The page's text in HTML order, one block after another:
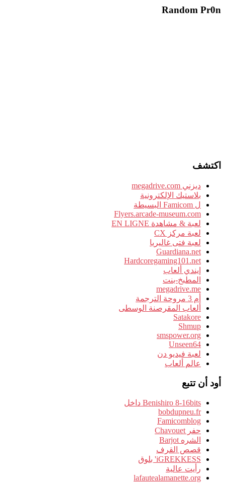
Random Pr0n
اكتشف
ديزني megadrive.com
بلاستيك الإلكترونية
ل Famicom البسيطة
Flyers.arcade-museum.com
لعبة & مشاهدة EN LIGNE
لعبة مركز CX
لعبة فتى غاليريا
Guardiana.net
Hardcoregaming101.net
إيندي ألعاب
المطبخ-بنت
megadrive.me
أم 3 مروحة الترجمة
ألعاب المقرصنة الوسطى
Satakore
Shmup
smspower.org
Unseen64
لعبة فيديو دن
عالم ألعاب
أود أن تتبع
Benishiro 8-16bits داخل
bobdupneu.fr
Famicomblog
حفر Chavouet
الشره Barjot
قصص القرف
iGREKKESS' بلوق
رأيت عالية
lafautealamanette.org